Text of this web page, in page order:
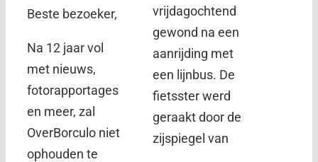
Beste bezoeker,
Na 12 jaar vol
met nieuws,
fotorapportages
en meer, zal
OverBorculo niet
ophouden te
vrijdagochtend
gewond na een
aanrijding met
een lijnbus. De
fietsster werd
geraakt door de
zijspiegel van